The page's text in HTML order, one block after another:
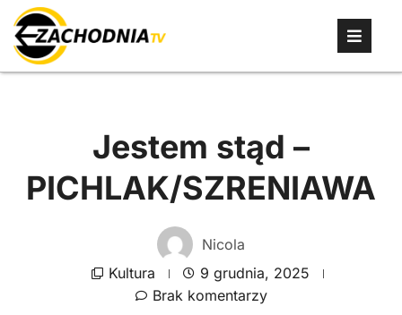
Jestem stąd –
PICHLAK/SZRENIAWA
Nicola
Kultura
9 grudnia, 2025
Brak komentarzy